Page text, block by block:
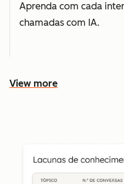
Aprenda com cada
chamadas com IA.
View more